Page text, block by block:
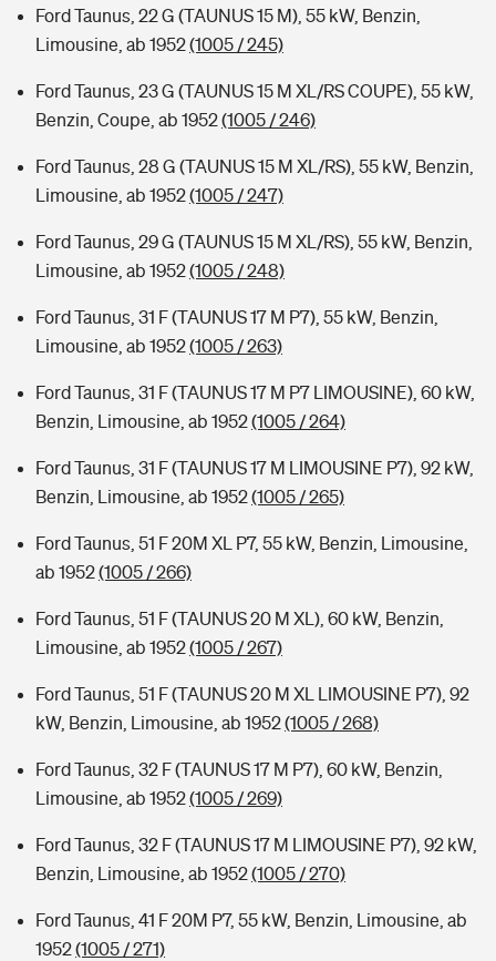
Ford Taunus, 22 G (TAUNUS 15 M), 55 kW, Benzin,
Limousine, ab 1952(1005 / 245)
Ford Taunus, 23 G (TAUNUS 15 M XL/RS COUPE), 55 kW,
Benzin, Coupe, ab 1952(1005 / 246)
Ford Taunus, 28 G (TAUNUS 15 M XL/RS), 55 kW, Benzin,
Limousine, ab 1952(1005 / 247)
Ford Taunus, 29 G (TAUNUS 15 M XL/RS), 55 kW, Benzin,
Limousine, ab 1952(1005 / 248)
Ford Taunus, 31 F (TAUNUS 17 M P7), 55 kW, Benzin,
Limousine, ab 1952(1005 / 263)
Ford Taunus, 31 F (TAUNUS 17 M P7 LIMOUSINE), 60 kW,
Benzin, Limousine, ab 1952(1005 / 264)
Ford Taunus, 31 F (TAUNUS 17 M LIMOUSINE P7), 92 kW,
Benzin, Limousine, ab 1952(1005 / 265)
Ford Taunus, 51 F 20M XL P7, 55 kW, Benzin, Limousine,
ab 1952(1005 / 266)
Ford Taunus, 51 F (TAUNUS 20 M XL), 60 kW, Benzin,
Limousine, ab 1952(1005 / 267)
Ford Taunus, 51 F (TAUNUS 20 M XL LIMOUSINE P7), 92
kW, Benzin, Limousine, ab 1952(1005 / 268)
Ford Taunus, 32 F (TAUNUS 17 M P7), 60 kW, Benzin,
Limousine, ab 1952(1005 / 269)
Ford Taunus, 32 F (TAUNUS 17 M LIMOUSINE P7), 92 kW,
Benzin, Limousine, ab 1952(1005 / 270)
Ford Taunus, 41 F 20M P7, 55 kW, Benzin, Limousine, ab
1952(1005 / 271)